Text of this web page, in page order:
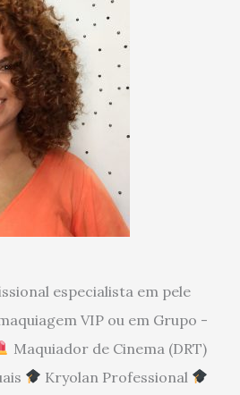
especialista em pele
VIP ou em Grupo -
Maquiador de Cinema (DRT)
Kryolan Professional